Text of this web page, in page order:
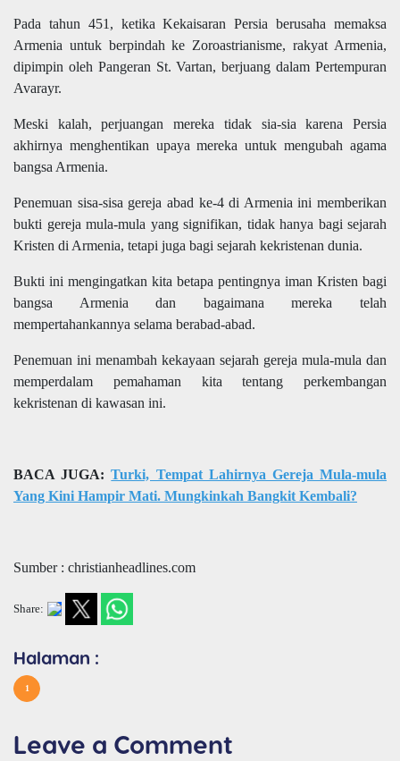
Pada tahun 451, ketika Kekaisaran Persia berusaha memaksa
Armenia untuk berpindah ke Zoroastrianisme, rakyat Armenia,
dipimpin oleh Pangeran St. Vartan, berjuang dalam Pertempuran
Avarayr.
Meski kalah, perjuangan mereka tidak sia-sia karena Persia
akhirnya menghentikan upaya mereka untuk mengubah agama
bangsa Armenia.
Penemuan sisa-sisa gereja abad ke-4 di Armenia ini memberikan
bukti gereja mula-mula yang signifikan, tidak hanya bagi sejarah
Kristen di Armenia, tetapi juga bagi sejarah kekristenan dunia.
Bukti ini mengingatkan kita betapa pentingnya iman Kristen bagi
bangsa Armenia dan bagaimana mereka telah
mempertahankannya selama berabad-abad.
Penemuan ini menambah kekayaan sejarah gereja mula-mula dan
memperdalam pemahaman kita tentang perkembangan
kekristenan di kawasan ini.
BACA JUGA:Turki, Tempat Lahirnya Gereja Mula-mula
Yang Kini Hampir Mati. Mungkinkah Bangkit Kembali?
Sumber : christianheadlines.com
Share:
Halaman :
1
Leave a Comment